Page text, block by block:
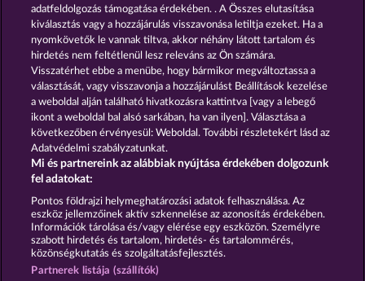
Mighty Dragon Gates Of Ishtar
Részvételi feltételek
Adatkezelési tájékoztató Impresszum
A cég GYIK
adatfeldolgozás támogatása érdekében. . A Összes elutasítása
kiválasztás vagy a hozzájárulás visszavonása letiltja ezeket. Ha a
nyomkövetők le vannak tiltva, akkor néhány látott tartalom és
hirdetés nem feltétlenül lesz releváns az Ön számára.
Visszatérhet ebbe a menübe, hogy bármikor megváltoztassa a
választását, vagy visszavonja a hozzájárulást Beállítások kezelése
a weboldal alján található hivatkozásra kattintva [vagy a lebegő
ikont a weboldal bal alsó sarkában, ha van ilyen]. Választása a
következőben érvényesül: Weboldal. További részletekért lásd az
Adatvédelmi szabályzatunkat.
Mi és partnereink az alábbiak nyújtása érdekében dolgozunk
fel adatokat:
Pontos földrajzi helymeghatározási adatok felhasználása. Az
eszköz jellemzőinek aktív szkennelése az azonosítás érdekében.
Információk tárolása és/vagy elérése egy eszközön. Személyre
szabott hirdetés és tartalom, hirdetés- és tartalommérés,
közönségkutatás és szolgáltatásfejlesztés.
Partnerek listája (szállítók)